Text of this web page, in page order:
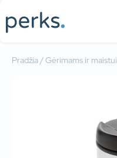
Pradžia/Gėrimams ir maistui